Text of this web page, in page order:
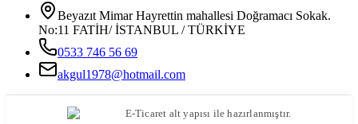
Beyazıt Mimar Hayrettin mahallesi Doğramacı Sokak.
No:11 FATİH/ İSTANBUL / TÜRKİYE
0533 746 56 69
akgul1978@hotmail.com
E-Ticaret alt yapısı ile hazırlanmıştır.